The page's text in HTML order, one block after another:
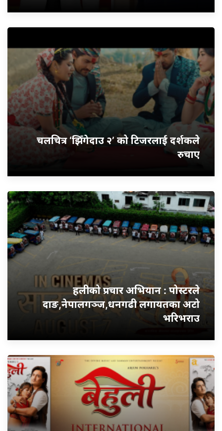
चलचित्र ‘झिँगेदाउ २’ को टिजरलाई दर्शकले
रुचाए
हलीको प्रचार अभियान : पोस्टरले
दाङ,नेपालगञ्ज,धनगढी लगायतका अटो
भरिभराउ